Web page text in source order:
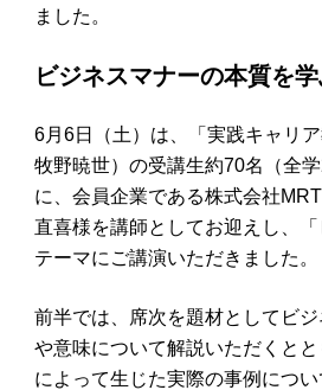
ました。
ビジネスマナーの本質を
6月6日（土）は、「実践キャリ
牧野暁世）の受講生約70名（全
に、会員企業である株式会社
直喜様を講師としてお迎えし、
テーマにご講演いただきました。
前半では、席次を題材としてビ
や意味について解説いただくと
によって生じた実際の事例につ